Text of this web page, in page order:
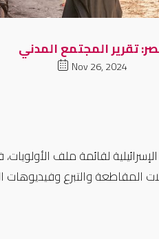
تقرير المجتمع المدني
Nov 26, 2024
لقائمة ملف
المقاطعة والتبرع